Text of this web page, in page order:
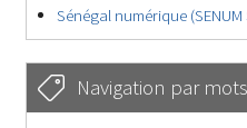
Sénégal numérique (SENUM
Navigation par